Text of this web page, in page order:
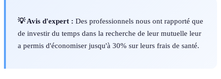
💡 Avis d'expert : Des professionnels nous ont rapporté que
de investir du temps dans la recherche de leur mutuelle leur
a permis d'économiser jusqu'à 30% sur leurs frais de santé.